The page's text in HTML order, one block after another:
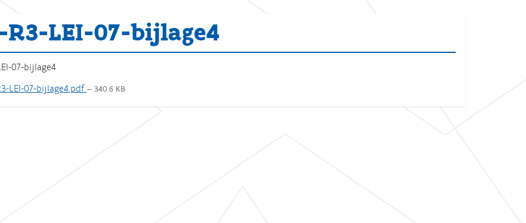
R3-LEI-07-bijlage4
07-bijlage4
LEI-07-bijlage4.pdf — 340.6 KB